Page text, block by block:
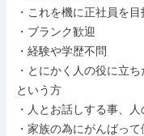
・これを機に正社員を
・ブランク歓迎
・経験や学歴不問
・とにかく人の役に立
という方
・人とお話しする事、
・家族の為にがんばっ